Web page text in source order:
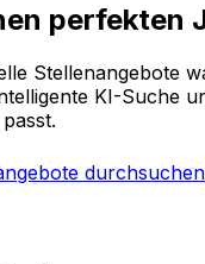
perfekten
Stellenangebote
KI-Suche
durchsuchen